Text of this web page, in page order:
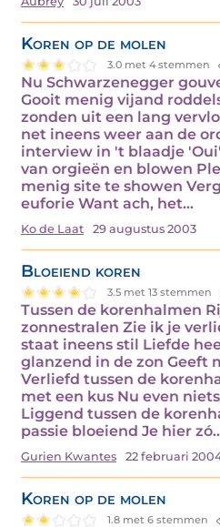
Koren op de molen
3.0 met 4 stemmen
Nu Schwarzenegger
Gooit menig vijand
zonden uit een lang
net ineens weer aan de
interview in 't blaadje
van orgieën en blowen
menig site te showen
euforie Want ach, het…
Ko de Laat 29 augustus 2003
Bloeiend koren
3.5 met 13 stemmen
Tussen de korenhalmen
zonnestralen Zie ik je
staat ineens stil Liefde
glanzend in de zon Geeft
Verliefd tussen de
met een kus Nu even
Liggend tussen de
passie bloeiend Je hier
Gurien Kwantes 22 februari
Koren op de molen
1.8 met 6 stemmen